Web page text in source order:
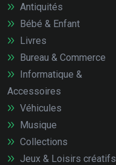
Antiquités
Bébé & Enfant
Livres
Bureau & Commerce
Informatique &
Accessoires
Véhicules
Musique
Collections
Jeux & Loisirs créatifs